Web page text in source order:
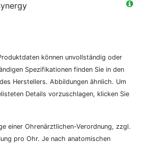
können unvollständig oder
Spezifikationen finden Sie in den
Herstellers. Abbildungen ähnlich. Um
Details vorzuschlagen, klicken Sie
einer Ohrenärztlichen-Verordnung, zzgl.
pro Ohr. Je nach anatomischen